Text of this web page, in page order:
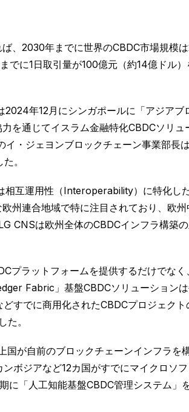
、2030年までに世界のCBDC市場規模
に1日取引量が100億元（約14億ドル）
年12月にシンガポールに「アジアブ
通じてイスラム金融特化CBDCソリュ
・ジェヨンブロックチェーン事業部長
。
互運用性（Interoperability）に特化し
州連合地域で特に注目されており、欧
CNSは欧州全体のCBDCインフラ構築
プラットフォームを提供するだけでな
Fabric」基盤CBDCソリューション
すでに商用化されたCBDCプロジェク
。
が自前のブロックチェーンインフラを
ボジアなど12カ国がすでにマイクロソ
「人工知能基盤CBDC管理システム」